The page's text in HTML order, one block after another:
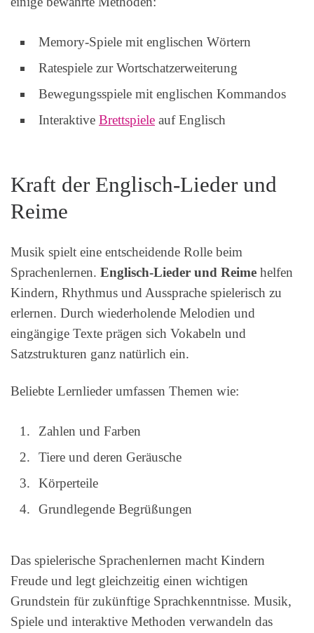
Memory-Spiele mit englischen Wörtern
Ratespiele zur Wortschatzerweiterung
Bewegungsspiele mit englischen Kommandos
Interaktive Brettspiele auf Englisch
Kraft der Englisch-Lieder und
Reime
Musik spielt eine entscheidende Rolle beim
Sprachenlernen. Englisch-Lieder und Reime helfen
Kindern, Rhythmus und Aussprache spielerisch zu
erlernen. Durch wiederholende Melodien und
eingängige Texte prägen sich Vokabeln und
Satzstrukturen ganz natürlich ein.
Beliebte Lernlieder umfassen Themen wie:
Zahlen und Farben
Tiere und deren Geräusche
Körperteile
Grundlegende Begrüßungen
Das spielerische Sprachenlernen macht Kindern
Freude und legt gleichzeitig einen wichtigen
Grundstein für zukünftige Sprachkenntnisse. Musik,
Spiele und interaktive Methoden verwandeln das